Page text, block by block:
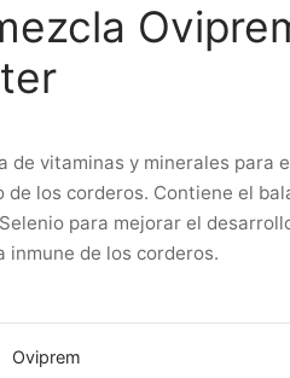
de vitaminas y minerales para
de los corderos. Contiene el
para mejorar el
inmune de los corderos.
Oviprem